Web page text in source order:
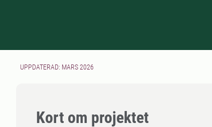
UPPDATERAD: MARS 2026
Kort om projektet